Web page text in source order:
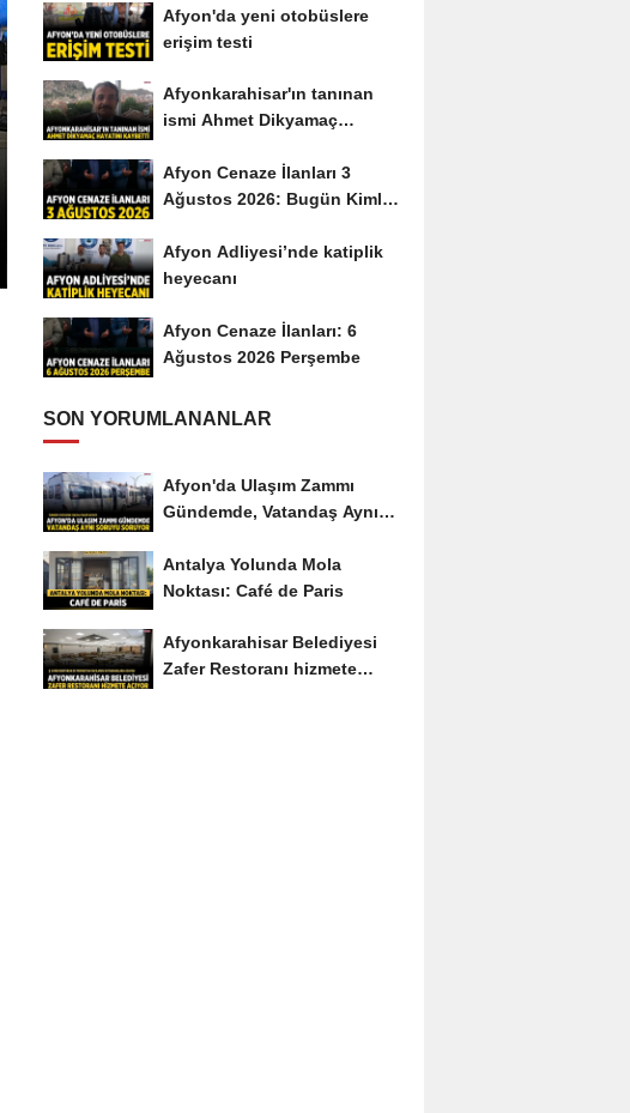
Afyon'da yeni otobüslere
erişim testi
Afyonkarahisar'ın tanınan
ismi Ahmet Dikyamaç
Afyon Cenaze İlanları 3
Ağustos 2026: Bugün Kimler
Afyon Adliyesi’nde katiplik
heyecanı
Afyon Cenaze İlanları: 6
Ağustos 2026 Perşembe
SON YORUMLANANLAR
Afyon'da Ulaşım Zammı
Gündemde, Vatandaş Aynı
Antalya Yolunda Mola
Noktası: Café de Paris
Afyonkarahisar Belediyesi
Zafer Restoranı hizmete